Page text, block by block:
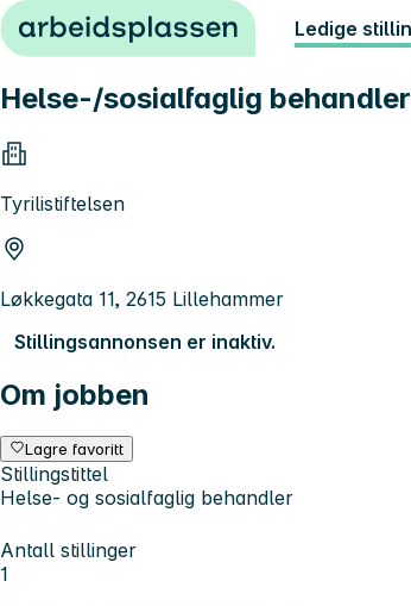
Hopp til innhold Ledige
Helse-/sosialfaglig behandler
Tyrilistiftelsen
Løkkegata 11, 2615 Lillehammer
Stillingsannonsen er inaktiv.
Om jobben
Lagre favoritt
Stillingstittel
Helse- og sosialfaglig behandler
Antall stillinger
1